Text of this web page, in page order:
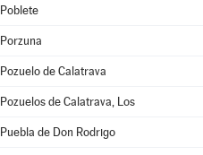
Poblete
Porzuna
Pozuelo de Calatrava
Pozuelos de Calatrava, Los
Puebla de Don Rodrigo